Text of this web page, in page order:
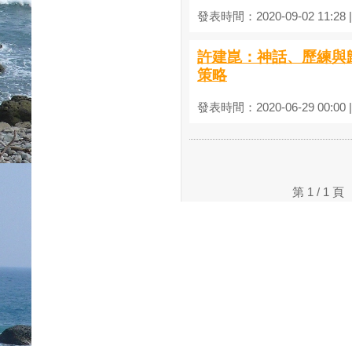
發表時間：2020-09-02 11:28
許建崑：神話、歷練
策略
發表時間：2020-06-29 00:00
第 1 / 1